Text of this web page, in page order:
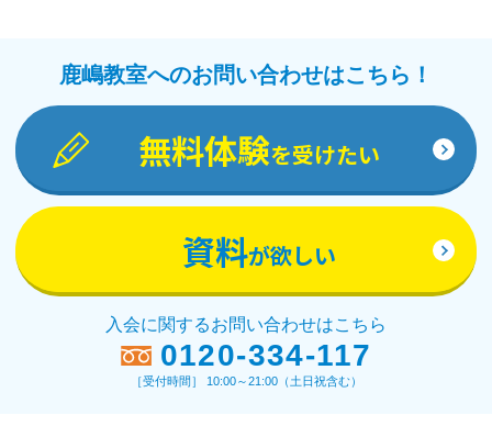
鹿嶋教室へのお問い合わせはこちら！
無料体験を受けたい
資料が欲しい
入会に関するお問い合わせはこちら
0120-334-117
［受付時間］ 10:00～21:00（土日祝含む）